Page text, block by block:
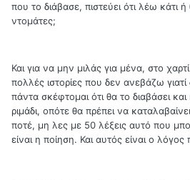
που το διάβασε, πιστεύει ότι λέω κάτι
ντομάτες;
Και για να μην μιλάς για μένα, στο
πολλές ιστορίες που δεν ανεβάζω
πάντα σκέφτομαι ότι θα το διαβάσει
ριμάδι, οπότε θα πρέπει να
ποτέ, μη λες με 50 λέξεις αυτό που
είναι η ποίηση. Και αυτός είναι ο